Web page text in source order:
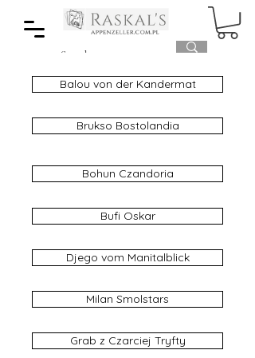
Balou von der Kandermat
Brukso Bostolandia
Bohun Czandoria
Bufi Oskar
Djego vom Manitalblick
Milan Smolstars
Grab z Czarciej Tryfty